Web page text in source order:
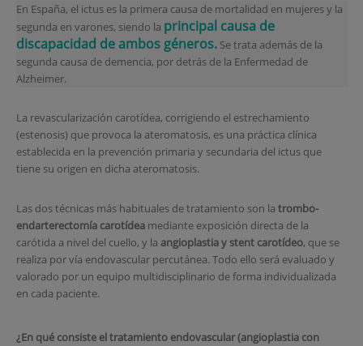
En España, el ictus es la primera causa de mortalidad en mujeres y la
segunda en varones, siendo la principal causa de
discapacidad de ambos géneros.Se trata además de la
segunda causa de demencia, por detrás de la Enfermedad de
Alzheimer.
La revascularización carotídea, corrigiendo el estrechamiento
(estenosis) que provoca la ateromatosis, es una práctica clínica
establecida en la prevención primaria y secundaria del ictus que
tiene su origen en dicha ateromatosis.
Las dos técnicas más habituales de tratamiento son la trombo-
endarterectomía carotídeamediante exposición directa de la
carótida a nivel del cuello, y la angioplastia y stent carotídeo, que se
realiza por vía endovascular percutánea. Todo ello será evaluado y
valorado por un equipo multidisciplinario de forma individualizada
en cada paciente.
¿En qué consiste el tratamiento endovascular (angioplastia con